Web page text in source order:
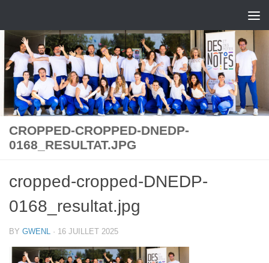
CROPPED-CROPPED-DNEDP-
0168_RESULTAT.JPG
cropped-cropped-DNEDP-
0168_resultat.jpg
BY GWENL · 16 JUILLET 2025